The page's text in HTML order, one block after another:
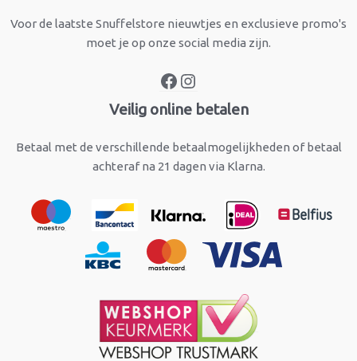
Voor de laatste Snuffelstore nieuwtjes en exclusieve promo's
moet je op onze social media zijn.
Veilig online betalen
Betaal met de verschillende betaalmogelijkheden of betaal
achteraf na 21 dagen via Klarna.